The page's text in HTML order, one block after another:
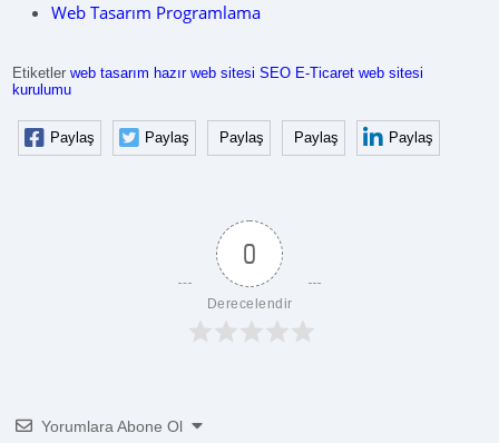
Web Tasarım Programlama
Etiketlerweb tasarım hazır web sitesi SEO E-Ticaret web sitesi
kurulumu
Paylaş Paylaş Paylaş Paylaş Paylaş
0
Derecelendir
Yorumlara Abone Ol